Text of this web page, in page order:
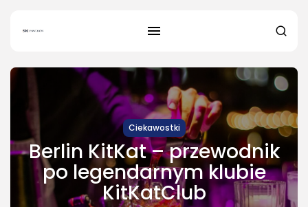
Ciekawostki
Berlin KitKat – przewodnik
po legendarnym klubie
KitKatClub